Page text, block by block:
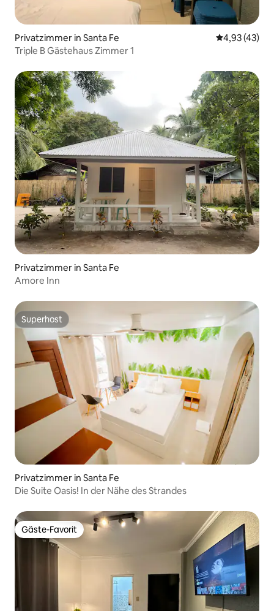
Privatzimmer in Santa Fe
4,93 (43)
Triple B Gästehaus Zimmer 1
Privatzimmer in Santa Fe
Amore Inn
Superhost
Superhost
Privatzimmer in Santa Fe
Die Suite Oasis! In der Nähe des Strandes
Gäste-Favorit
Gäste-Favorit